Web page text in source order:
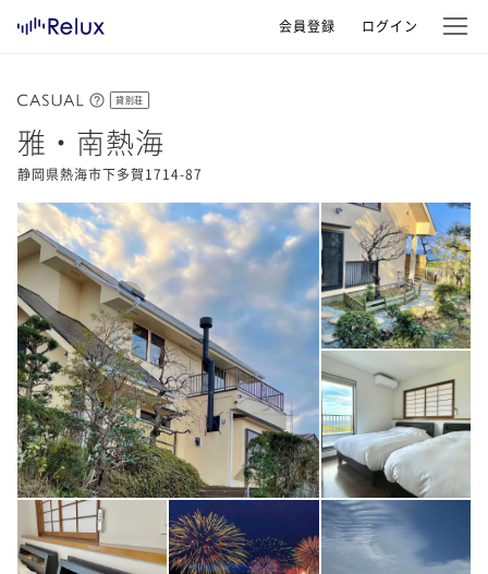
会員登録 ログイン
貸別荘
雅・南熱海
静岡県熱海市下多賀1714-87